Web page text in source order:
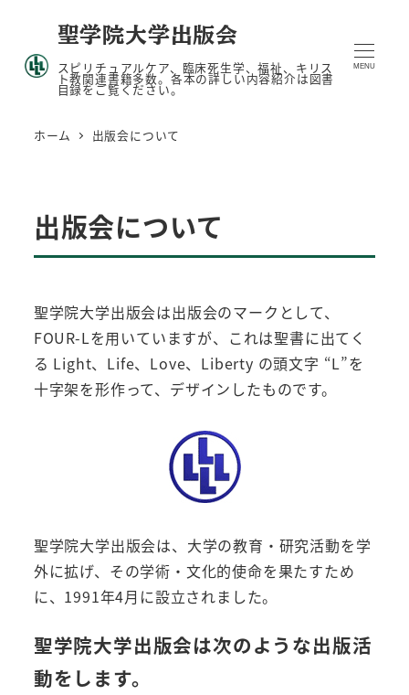
聖学院大学出版会
スピリチュアルケア、臨床死生学、福祉、キリス
ト教関連書籍多数。各本の詳しい内容紹介は図書
目録をご覧ください。
MENU
ホーム 出版会について
出版会について
聖学院大学出版会は出版会のマークとして、
FOUR-Lを用いていますが、これは聖書に出てく
る Light、Life、Love、Liberty の頭文字 “L”を
十字架を形作って、デザインしたものです。
聖学院大学出版会は、大学の教育・研究活動を学
外に拡げ、その学術・文化的使命を果たすため
に、1991年4月に設立されました。
聖学院大学出版会は次のような出版活
動をします。